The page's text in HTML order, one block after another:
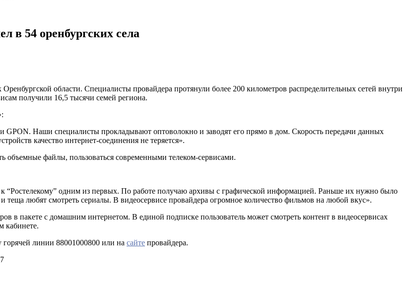
в 54 оренбургских села
области. Специалисты провайдера протянули более 200 километров распределительных сетей внутри
получили 16,5 тысячи семей региона.
GPON. Наши специалисты прокладывают оптоволокно и заводят его прямо в дом. Скорость передачи данных
качество интернет-соединения не теряется».
объемные файлы, пользоваться современными телеком-сервисами.
“Ростелекому” одним из первых. По работе получаю архивы с графической информацией. Раньше их нужно было
теща любят смотреть сериалы. В видеосервисе провайдера огромное количество фильмов на любой вкус».
в пакете с домашним интернетом. В единой подписке пользователь может смотреть контент в видеосервисах
кабинете.
линии 88001000800 или на сайте провайдера.